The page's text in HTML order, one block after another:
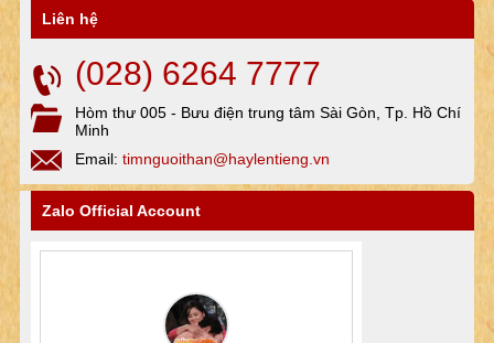
Liên hệ
(028) 6264 7777
Hòm thư 005 - Bưu điện trung tâm Sài Gòn, Tp. Hồ Chí
Minh
Email: timnguoithan@haylentieng.vn
Zalo Official Account